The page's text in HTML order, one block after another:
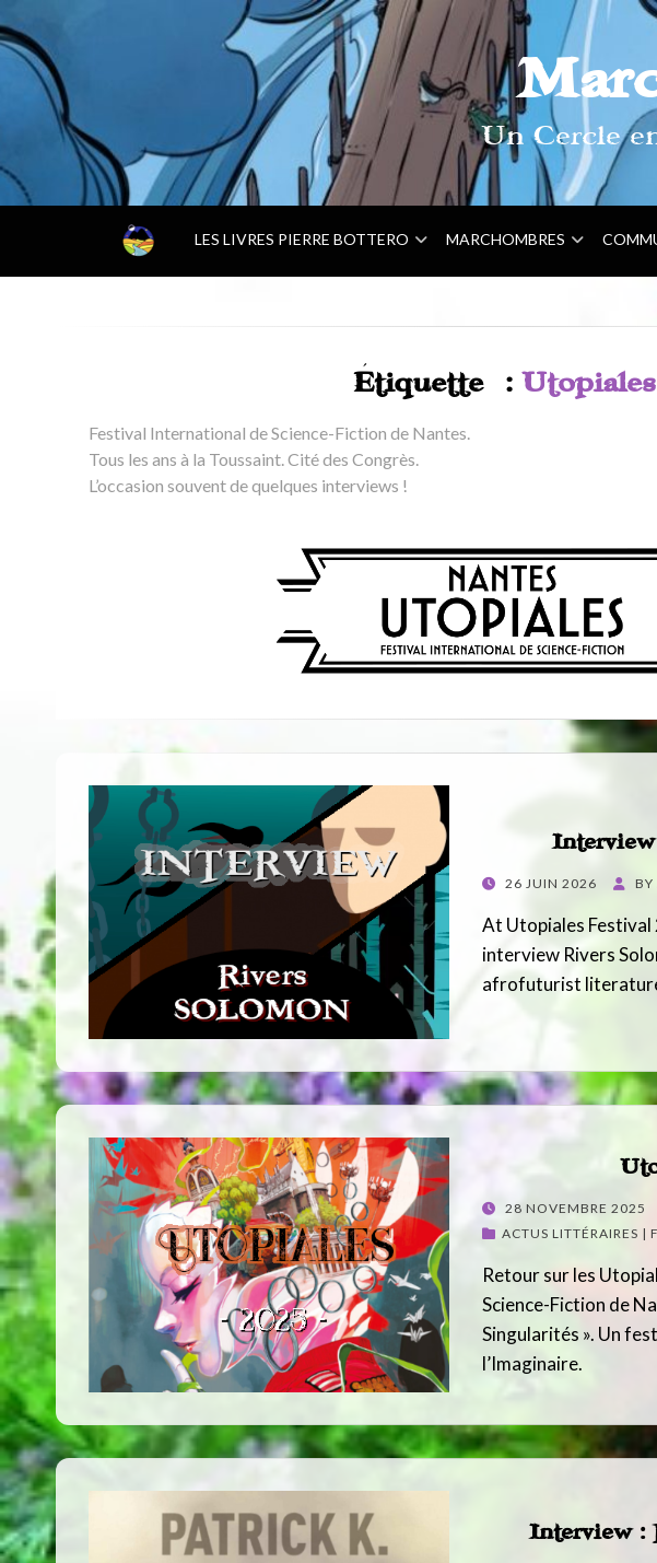
Un Cercle
C
LES LIVRES PIERRE BOTTERO MARCHOMBRES
Étiquette : Utopiales
Festival International de Science-Fiction de Nantes.
Tous les ans à la Toussaint. Cité des Congrès.
L’occasion souvent de quelques interviews !
POSTED
26 JUIN 2026 BY
At Utopiales Festival
interview Rivers
afrofuturist
POSTED
ON
28 NOVEMBRE 2025
ACTUS LITTÉRAIRES |
Retour sur les
Science-Fiction de
Singularités ». Un
l’Imaginaire.
Interview :